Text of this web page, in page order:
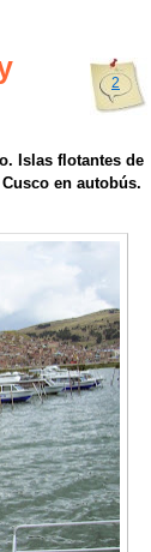
2
Islas flotantes de
en autobús.